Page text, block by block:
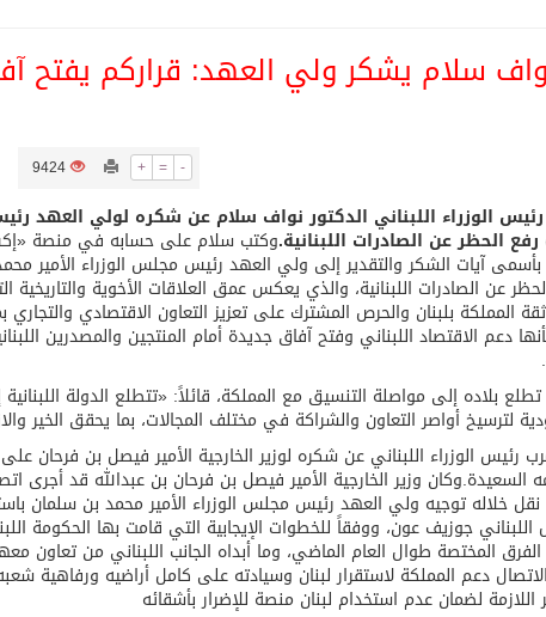
ضمن قائمة التراث العالمي
الحرمين الشريفين توثق أسماء الخلفاء الراشدين وتعود إلى
اتفاقية تطوير مصانع جاهزة ومتخصصة في مجال الطاقة
سلام يشكر ولي العهد: قراركم يفتح
+ = -
9424
الوزراء اللبناني الدكتور نواف سلام عن شكره لولي العهد
رفع الحظر عن الصادرات اللبنانية.وكتب سلام على حسابه في منصة
آيات الشكر والتقدير إلى ولي العهد رئيس مجلس الوزراء الأمير
عن الصادرات اللبنانية، والذي يعكس عمق العلاقات الأخوية
ثقة المملكة بلبنان والحرص المشترك على تعزيز التعاون الاقتصادي
دعم الاقتصاد اللبناني وفتح آفاق جديدة أمام المنتجين والمصدرين
بلاده إلى مواصلة التنسيق مع المملكة، قائلاً: «تتطلع الدولة
لترسيخ أواصر التعاون والشراكة في مختلف المجالات، بما يحقق الخير
رئيس الوزراء اللبناني عن شكره لوزير الخارجية الأمير فيصل بن فرحان
السعيدة.وكان وزير الخارجية الأمير فيصل بن فرحان بن عبدالله قد أجرى
خلاله توجيه ولي العهد رئيس مجلس الوزراء الأمير محمد بن سلمان
اللبناني جوزيف عون، ووفقاً للخطوات الإيجابية التي قامت بها الحكومة
الفرق المختصة طوال العام الماضي، وما أبداه الجانب اللبناني من تعاون
دعم المملكة لاستقرار لبنان وسيادته على كامل أراضيه ورفاهية
اللازمة لضمان عدم استخدام لبنان منصة للإضرار بأشقائه